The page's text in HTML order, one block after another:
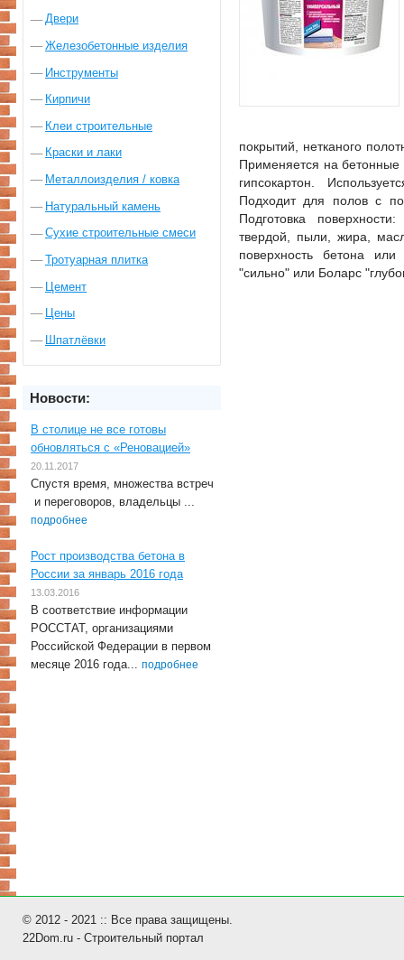
Двери
Железобетонные изделия
Инструменты
Кирпичи
Клеи строительные
Краски и лаки
Металлоизделия / ковка
Натуральный камень
Сухие строительные смеси
Тротуарная плитка
Цемент
Цены
Шпатлёвки
Новости:
В столице не все готовы
обновляться с «Реновацией»
20.11.2017
Спустя время, множества встреч
и переговоров, владельцы ...
подробнее
Рост производства бетона в
России за январь 2016 года
13.03.2016
В соответствие информации
РОССТАТ, организациями
Российской Федерации в первом
месяце 2016 года... подробнее
покрытий, нетканого
Применяется на
гипсокартон.
Подходит для полов с
Подготовка
твердой, пыли, жира,
поверхность бетона или
"сильно" или Боларс
© 2012 - 2021 :: Все права защищены.
22Dom.ru - Строительный портал